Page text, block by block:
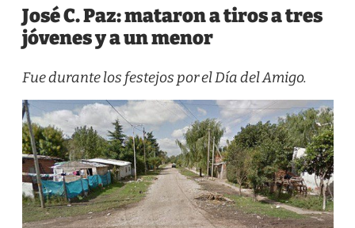
José C. Paz: mataron a tiros a tres
jóvenes y a un menor
Fue durante los festejos por el Día del Amigo.